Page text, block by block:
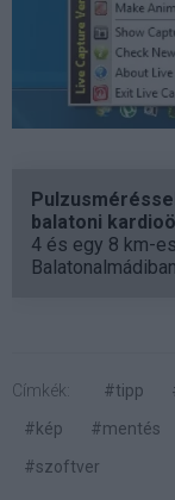
balatoni
4 és egy 8 km-
Balatonalmádiban.
Címkék: #tipp
#kép
#mentés
#szoftver